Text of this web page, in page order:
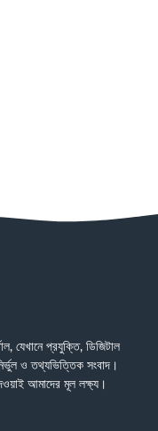
যেখানে প্রযুক্তি, ডিজিটাল
ও তথ্যভিত্তিক সংবাদ।
আমাদের মূল লক্ষ্য।